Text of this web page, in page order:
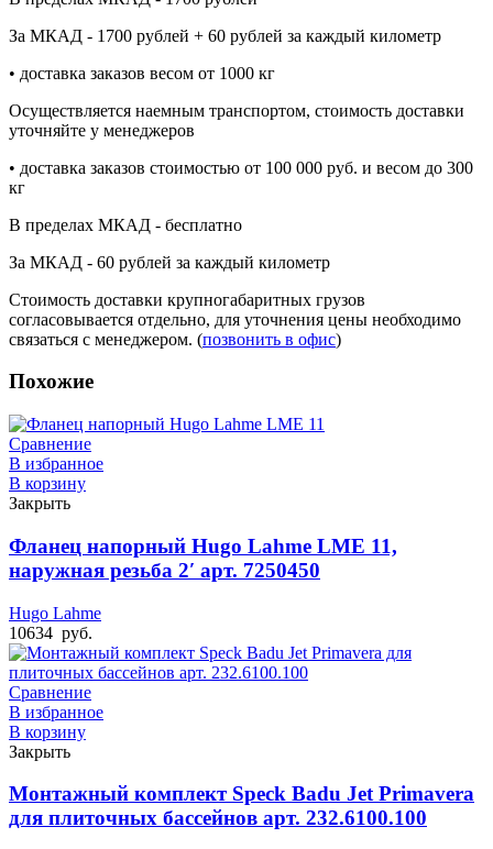
За МКАД - 1700 рублей + 60 рублей за каждый километр
• доставка заказов весом от 1000 кг
Осуществляется наемным транспортом, стоимость доставки
уточняйте у менеджеров
• доставка заказов стоимостью от 100 000 руб. и весом до 300
кг
В пределах МКАД - бесплатно
За МКАД - 60 рублей за каждый километр
Стоимость доставки крупногабаритных грузов
согласовывается отдельно, для уточнения цены необходимо
связаться с менеджером. (позвонить в офис)
Похожие
Сравнение
В избранное
В корзину
Закрыть
Фланец напорный Hugo Lahme LME 11,
наружная резьба 2′ арт. 7250450
Hugo Lahme
10634 руб.
Сравнение
В избранное
В корзину
Закрыть
Монтажный комплект Speck Badu Jet Primavera
для плиточных бассейнов арт. 232.6100.100